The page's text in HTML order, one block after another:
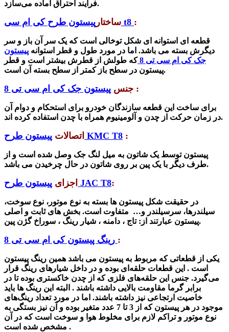
فرایند احتراق آماده می‌سازد.
ساختار پیستون طرح کی ام سی t8 :
قطعه ای استوانه ای شکل توخالی است که یک سر آن باز و سر
دیگرش بسته می باشد. اما در مورد طول و قطر استوانه پیستون
جک کی ام سی تی 8
که طولش از قطرش بیشتر است و قطر
پیستون در سطح باز کمتر از سطح بسته آن است.
جنس پیستون جک کی ام سی تی 8 :
برای ساخت این قطعه سازندگان خودرو برای استحکام و دوام آن
در زمان حرکت از چدن و آلومینیوم همراه با چدن استفاده کرده اند.
اتصالات پیستون طرح KMC T8 :
پیستون توسط یک شاتون به میل لنگ جک وصل شده است و از
طرف دیگر با یک پین بر روی شاتون در حال چرخیدن می باشد.
اجزای پیستون طرح JAC T8:
در حقیقت شکل پیستون ها بسته به نوع موتور، نوع سوخت،
سیلندرها، سرسیلندر و… متفاوت است. بخش های ثابت و اصلی
پیستون عبارتند از: تاج ، دامنه ، شیار رینگ ، سوراخ گژن پین.
:
یکی از قطعاتی که مربوط به پیستون می باشد همین رینگ پیستون
است . این قطعات حلقه‌ای بوده و در داخل شیارهای رینگ قرار
می‌گیرد. جنس این حلقه‌های فلزی که از چدن خاکستری بوده تا در
برابر گرما مقاومت بالایی داشته باشند . البته این رینگ ها باید
خاصیت ارتجاعی نیز داشته باشند. اما در مورد تعداد رینگ‌های
موجود در هر پیستون که از 3 تا 7 عدد متغیر بوده و آن نیز بستگی به
نوع موتور و تراکم لازم برای مخلوط هوا و سوخت است که در آن
مشخص شده است .